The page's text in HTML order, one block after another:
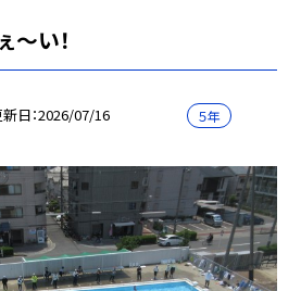
～い！
日 2026/07/16 ５年